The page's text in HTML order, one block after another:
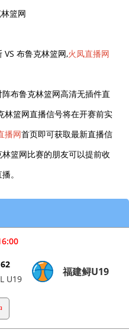
篮网
VS 布鲁克林篮网,火凤直播网
布鲁克林篮网高清无插件直
林篮网直播信号将在开赛前实
播网首页即可获取最新直播信
篮网比赛的朋友可以提前收
。
U19
福建鲟U19